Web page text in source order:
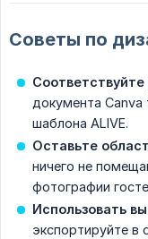
Советы по
документа Canva
шаблона ALIVE.
Оставьте
ничего не
фотографии
Использовать
экспортируйте в